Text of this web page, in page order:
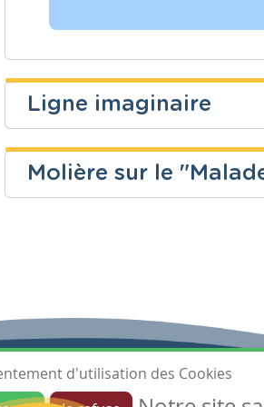
Ligne imaginaire
Molière sur le
d'utilisation des Cookies